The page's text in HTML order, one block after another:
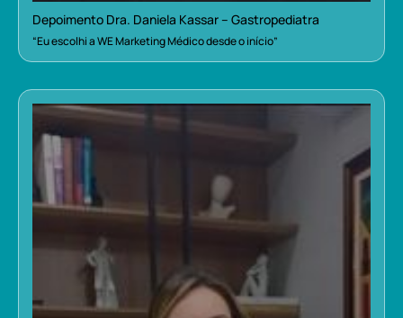
Depoimento Dra. Daniela Kassar – Gastropediatra
“Eu escolhi a WE Marketing Médico desde o início”